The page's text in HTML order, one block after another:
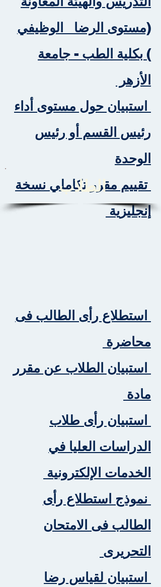
(مستوى الرضا الوظيفي
) بكلية الطب - جامعة
الأزهر
استبيان حول مستوى أداء
رئيس القسم أو رئيس
الوحدة
تقييم مقرر تكاملي نسخة
إنجليزية
استطلاع رأى الطالب فى
محاضرة
استبيان الطلاب عن مقرر
مادة
استبيان رأى طلاب
الدراسات العليا في
الخدمات الإلكترونية
نموذج استطلاع رأى
الطالب فى الامتحان
التحريرى
استبيان لقياس رضا
الطلاب